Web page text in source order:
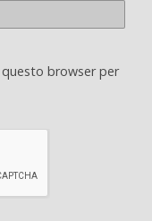
browser per